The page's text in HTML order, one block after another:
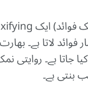
لاتا ہے۔
جاتا ہے۔
بنتی ہے۔